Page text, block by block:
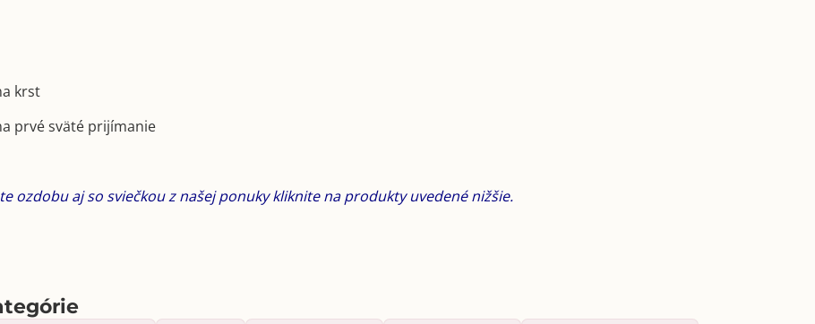
krst
prvé sväté prijímanie
ozdobu aj so sviečkou z našej ponuky kliknite na produkty uvedené nižšie.